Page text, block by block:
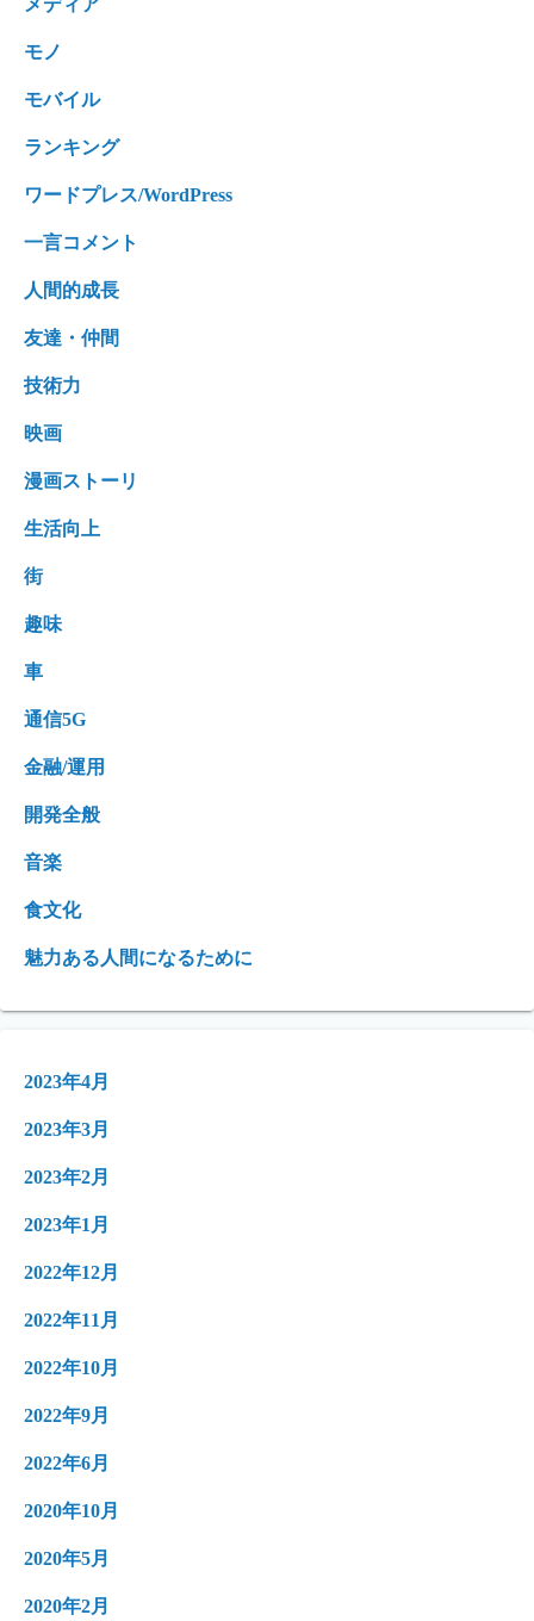
メディア
モノ
モバイル
ランキング
ワードプレス/WordPress
一言コメント
人間的成長
友達・仲間
技術力
映画
漫画ストーリ
生活向上
街
趣味
車
通信5G
金融/運用
開発全般
音楽
食文化
魅力ある人間になるために
2023年4月
2023年3月
2023年2月
2023年1月
2022年12月
2022年11月
2022年10月
2022年9月
2022年6月
2020年10月
2020年5月
2020年2月